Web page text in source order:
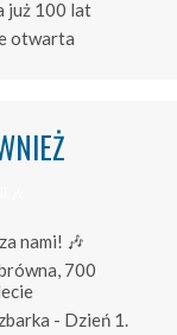
już 100 lat
otwarta
nami! 🎶
700
- Dzień 1.